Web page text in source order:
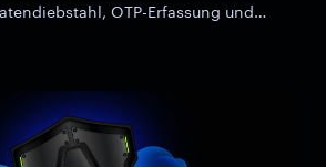
OTP-Erfassung und